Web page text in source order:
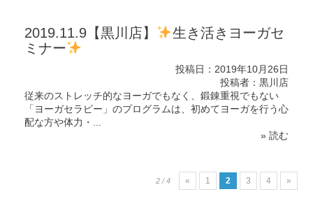
2019.11.9【黒川店】
生き活きヨーガセ
ミナー
投稿日：2019年10月26日
投稿者：黒川店
従来のストレッチ的なヨーガでもなく、鍛錬重視でもない
「ヨーガセラピー」のプログラムは、初めてヨーガを行う心
配な方や体力・...
» 読む
2 / 4 « 1 2 3 4 »